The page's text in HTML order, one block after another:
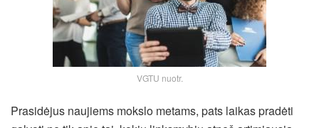
VGTU nuotr.
Prasidėjus naujiems mokslo metams, pats laikas pradėti